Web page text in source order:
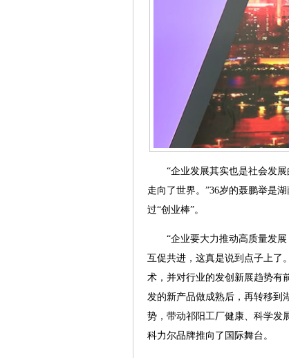
“企业发展其实也是社会发展
走向了世界。”36岁的聂鹏举是
过“创业棒”。
“企业要大力推动高质量发展
互促共进，这真是说到点子上了
术，并对行业的发创新展趋势有
发的新产品做成熟后，再转移到
势，带动祁阳工厂健康、科学发
科力尔品牌推向了国际舞台。